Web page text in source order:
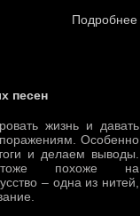
Подробнее
песен
жизнь и давать
Особенно
и делаем выводы.
тоже похоже на
– одна из нитей,